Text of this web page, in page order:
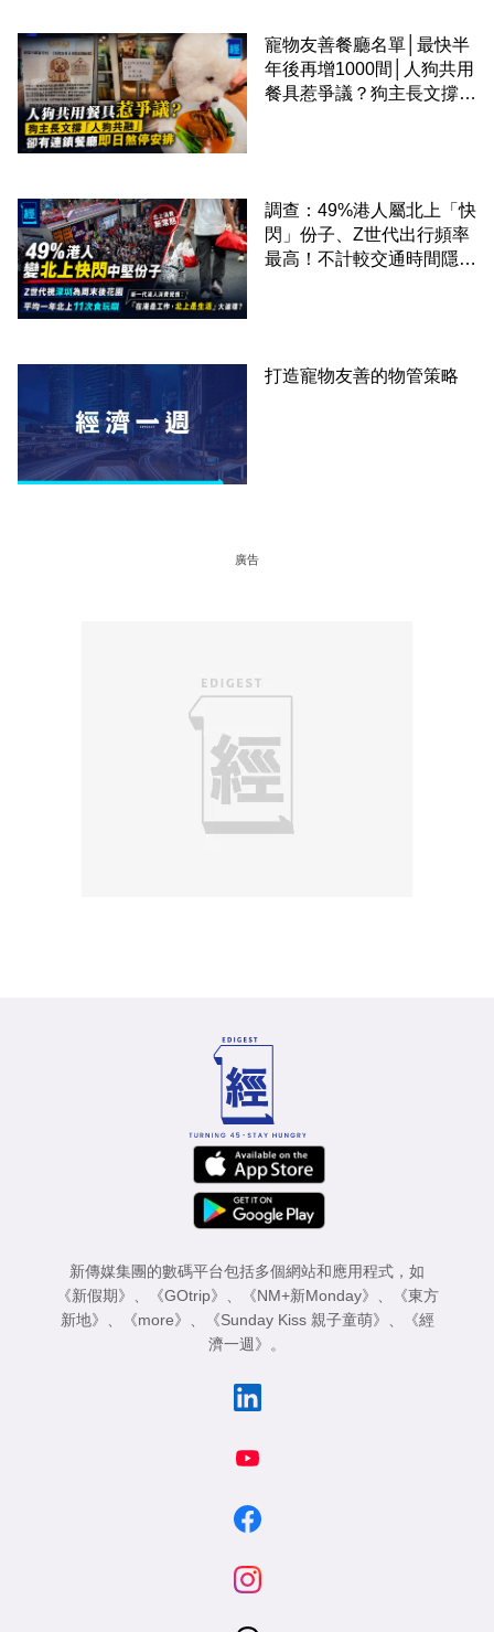
寵物友善餐廳名單│最快半
年後再增1000間│人狗共用
餐具惹爭議？狗主長文撐
調查：49%港人屬北上「快
閃」份子、Z世代出行頻率
最高！不計較交通時間隱形
打造寵物友善的物管策略
廣告
新傳媒集團的數碼平台包括多個網站和應用程式，如
《新假期》
《GOtrip》 《NM+新Monday》
《東方
新地》
《more》 《Sunday Kiss 親子童萌》
《經
濟一週》
。